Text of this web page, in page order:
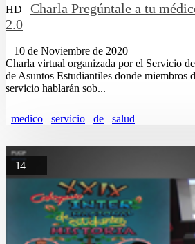
HD
Charla Pregúntale a tu
2.0
10 de Noviembre de 2020
Charla virtual organizada por el Servicio
de Asuntos Estudiantiles donde miembros
servicio hablarán sob...
medico servicio de salud
14